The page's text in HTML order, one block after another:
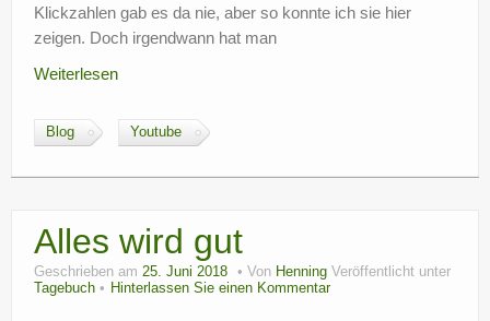
Klickzahlen gab es da nie, aber so konnte ich sie hier
zeigen. Doch irgendwann hat man
Weiterlesen
Blog Youtube
Alles wird gut
Geschrieben am 25. Juni 2018 Von Henning Veröffentlicht unter
Tagebuch
Hinterlassen Sie einen Kommentar